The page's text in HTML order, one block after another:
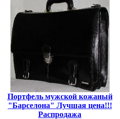
Портфель мужской кожаный
"Барселона" Лучшая цена!!!
Распродажа